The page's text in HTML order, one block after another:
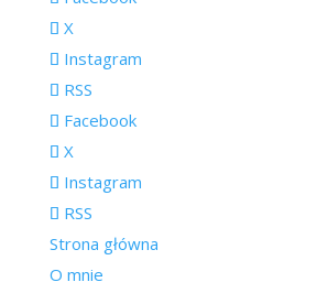
X
Instagram
RSS
Facebook
X
Instagram
RSS
Strona główna
O mnie